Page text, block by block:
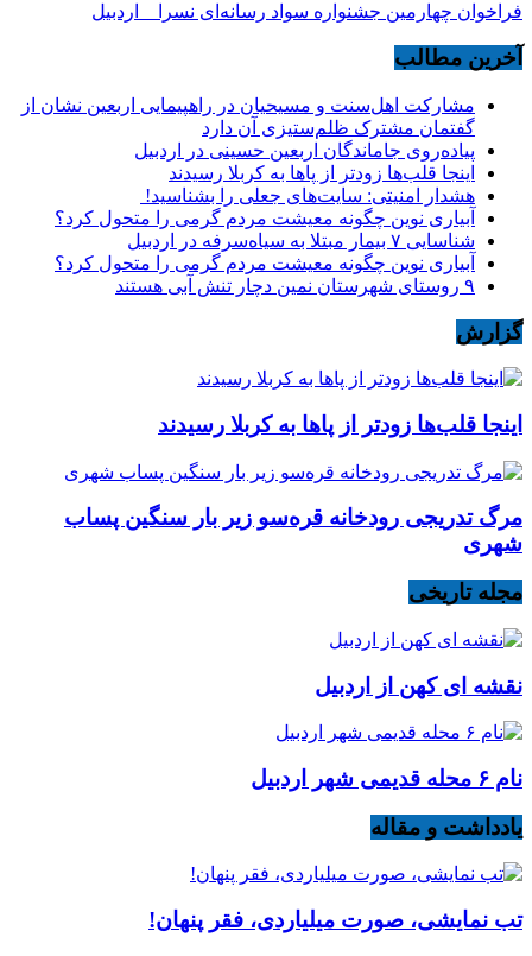
فراخوان چهارمین جشنواره سواد رسانه‌ای نسرا _ اردبیل
آخرین مطالب
مشارکت اهل‌سنت و مسیحیان در راهپیمایی اربعین نشان از
گفتمان مشترک ظلم‌ستیزی آن دارد
پیاده‌روی جاماندگان اربعین حسینی در اردبیل
اینجا قلب‌ها زودتر از پاها به کربلا رسیدند
هشدار امنیتی: سایت‌های جعلی را بشناسید!
آبیاری نوین چگونه معیشت مردم گرمی را متحول کرد؟
شناسایی ۷ بیمار مبتلا به سیاه‌سرفه در اردبیل
آبیاری نوین چگونه معیشت مردم گرمی را متحول کرد؟
۹ روستای شهرستان نمین دچار تنش آبی هستند
گزارش
اینجا قلب‌ها زودتر از پاها به کربلا رسیدند
مرگ تدریجی رودخانه قره‌سو زیر بار سنگین پساب
شهری
مجله تاریخی
نقشه ای کهن از اردبیل
نام ۶ محله قدیمی شهر اردبیل
یادداشت و مقاله
تب نمایشی، صورت میلیاردی، فقر پنهان!